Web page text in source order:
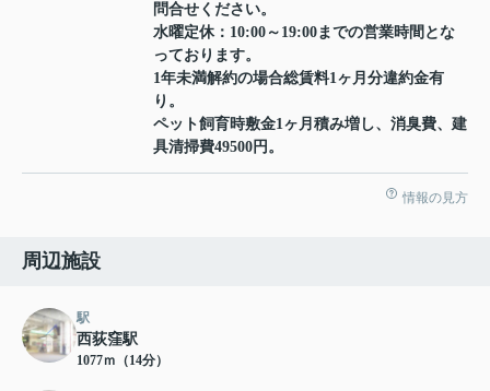
問合せください。
水曜定休：10:00～19:00までの営業時間とな
っております。
1年未満解約の場合総賃料1ヶ月分違約金有
り。
ペット飼育時敷金1ヶ月積み増し、消臭費、建
具清掃費49500円。
情報の見方
周辺施設
駅
西荻窪駅
1077ｍ（14分）